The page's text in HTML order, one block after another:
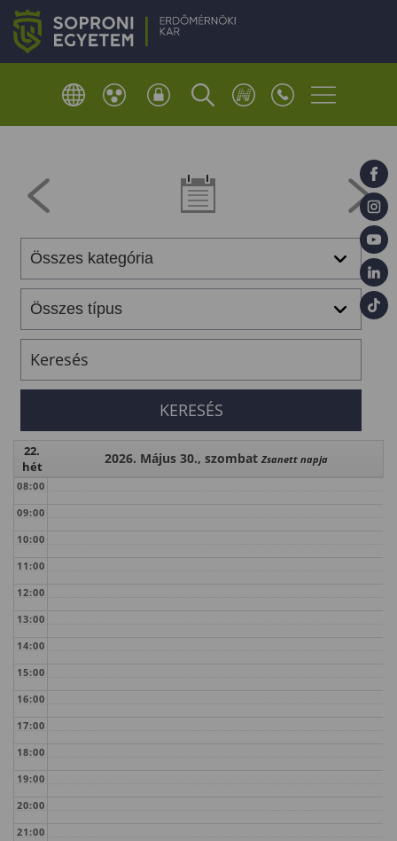
22.
hét
2026. Május 30., szombatZsanett napja
08:00
09:00
10:00
11:00
12:00
13:00
14:00
15:00
16:00
17:00
18:00
19:00
20:00
21:00